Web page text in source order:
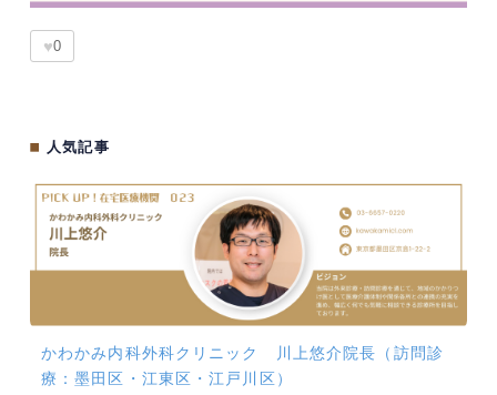
♥0
■ 人気記事
かわかみ内科外科クリニック 川上悠介院長（訪問診
療：墨田区・江東区・江戸川区）